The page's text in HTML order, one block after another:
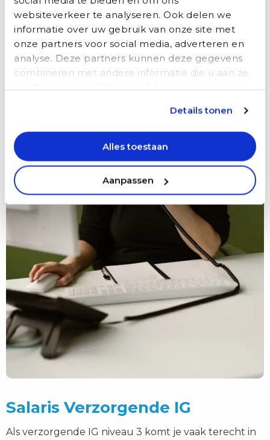
websiteverkeer te analyseren. Ook delen we
informatie over uw gebruik van onze site met
onze partners voor social media, adverteren en
analyse. Deze partners kunnen deze gegevens
combineren met andere informatie die u aan ze
Details tonen
Alles toestaan
Aanpassen
Salaris Verzorgende IG
Als verzorgende IG niveau 3 komt je vaak terecht in